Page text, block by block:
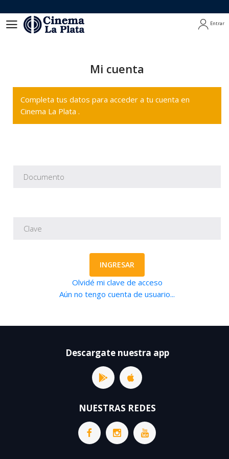
Entrar
Mi cuenta
Completa tus datos para acceder a tu cuenta en
Cinema La Plata .
INGRESAR
Olvidé mi clave de acceso
Aún no tengo cuenta de usuario...
Descargate nuestra app
NUESTRAS REDES